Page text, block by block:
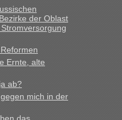
• Re: Mit dem Zug in
daß es ein Zug von
Webseite kann man die
die erste Umsteigefreie
der Oblast
Ernte, alte
ab?
mich in der